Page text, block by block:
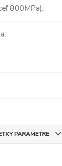
800MPa):
:
PARAMETRE